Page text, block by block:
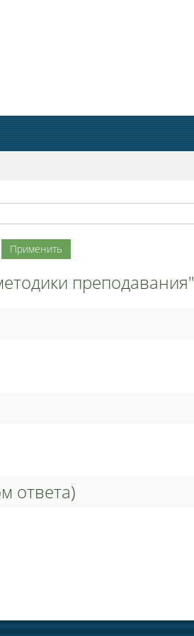
преподавания"
ответа)